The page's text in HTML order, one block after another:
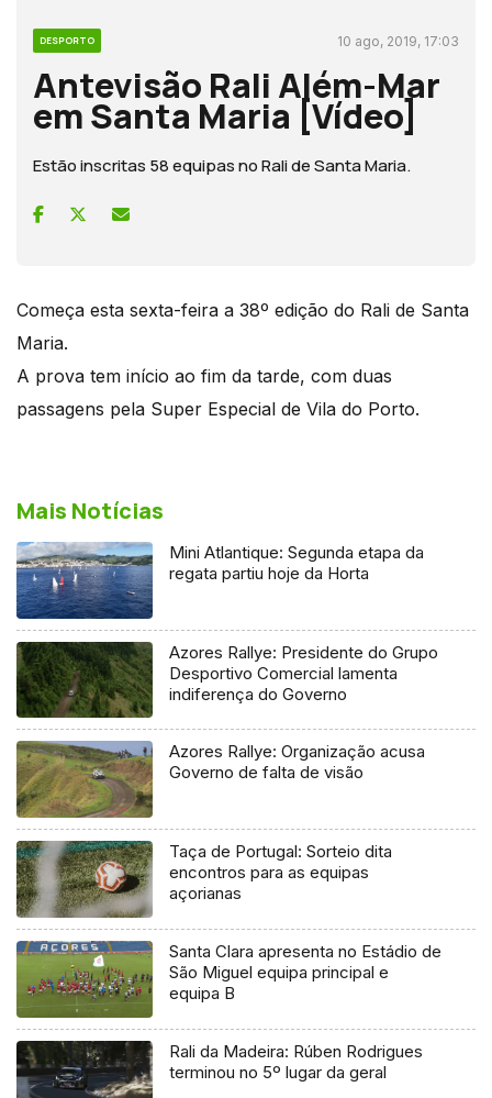
DESPORTO 10 ago, 2019, 17:03
Antevisão Rali Além-Mar
em Santa Maria [Vídeo]
Estão inscritas 58 equipas no Rali de Santa Maria.
Começa esta sexta-feira a 38º edição do Rali de Santa
Maria.
A prova tem início ao fim da tarde, com duas
passagens pela Super Especial de Vila do Porto.
Mais Notícias
Mini Atlantique: Segunda etapa da
regata partiu hoje da Horta
Azores Rallye: Presidente do Grupo
Desportivo Comercial lamenta
indiferença do Governo
Azores Rallye: Organização acusa
Governo de falta de visão
Taça de Portugal: Sorteio dita
encontros para as equipas
açorianas
Santa Clara apresenta no Estádio de
São Miguel equipa principal e
equipa B
Rali da Madeira: Rúben Rodrigues
terminou no 5º lugar da geral